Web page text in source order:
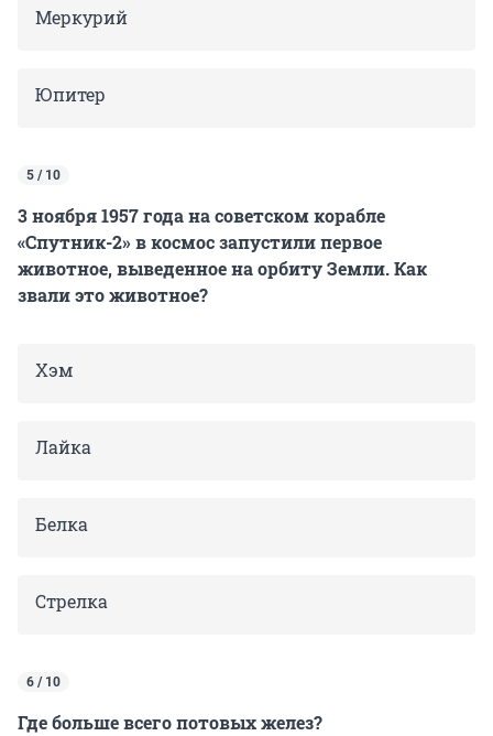
Меркурий
Юпитер
5 / 10
3 ноября 1957 года на советском корабле
«Спутник-2» в космос запустили первое
животное, выведенное на орбиту Земли. Как
звали это животное?
Хэм
Лайка
Белка
Стрелка
6 / 10
Где больше всего потовых желез?